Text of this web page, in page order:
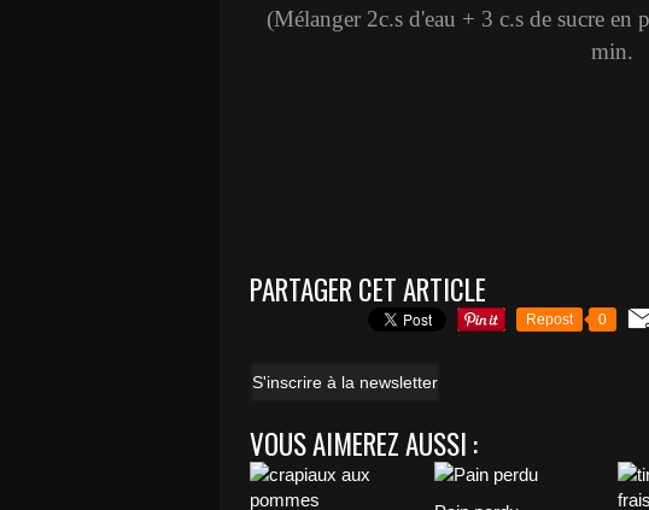
(Mélanger 2c.s d'eau + 3 c.s de sucre en
min.
PARTAGER CET ARTICLE
Repost 0
S'inscrire à la newsletter
VOUS AIMEREZ AUSSI :